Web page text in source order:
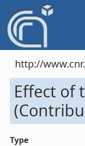
http://
Effect of
Type